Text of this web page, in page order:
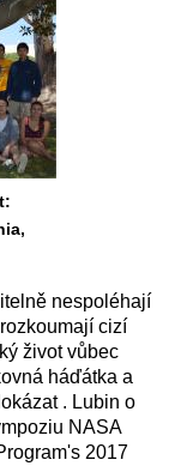
nespoléhají
cizí
život vůbec
háďátka a
. Lubin o
NASA
2017